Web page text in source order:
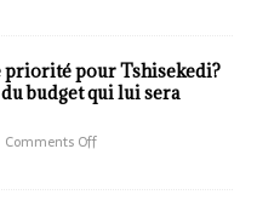
priorité pour Tshisekedi?
budget qui lui sera
Comments Off